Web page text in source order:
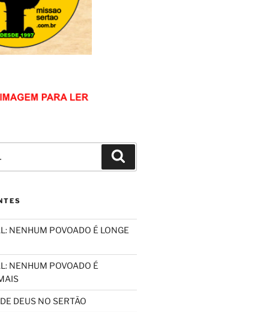
NENHUM POVOADO É LONGE
NENHUM POVOADO É
DEUS NO SERTÃO